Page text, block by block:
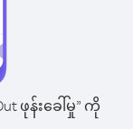
ဖုန်းခေါ်မှု” ကို